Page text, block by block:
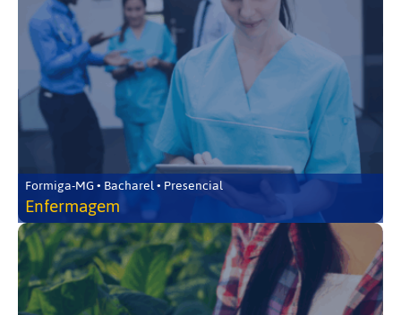
Formiga-MG • Bacharel • Presencial
Enfermagem